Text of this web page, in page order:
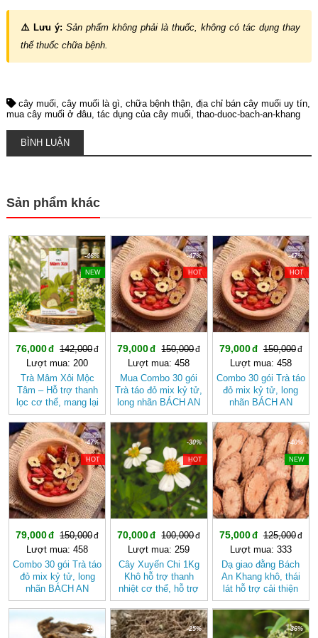
⚠️ Lưu ý: Sản phẩm không phải là thuốc, không có tác dụng thay
thế thuốc chữa bệnh.
cây muối cây muối là gì chữa bệnh thận địa chỉ bán cây muối uy tín
mua cây muối ở đâu tác dụng của cây muối thao-duoc-bach-an-khang
BÌNH LUẬN
Sản phẩm khác
-46%
NEW
76,000
142,000
Lượt mua: 200
Trà Mâm Xôi Mộc
Tâm – Hỗ trợ thanh
lọc cơ thể, mang lại
cảm giác nhẹ nhàng
-47%
HOT
79,000
150,000
Lượt mua: 458
Mua Combo 30 gói
Trà táo đỏ mix kỷ tử,
long nhãn BÁCH AN
KHANG - Trà Thảo
Mộc , Ngủ Ngon
-47%
HOT
79,000
150,000
Lượt mua: 458
Combo 30 gói Trà táo
đỏ mix kỷ tử, long
nhãn BÁCH AN
KHANG
-47%
HOT
79,000
150,000
Lượt mua: 458
Combo 30 gói Trà táo
đỏ mix kỷ tử, long
nhãn BÁCH AN
KHANG - Trà Thảo
Mộc , Ngủ Ngon
-30%
HOT
70,000
100,000
Lượt mua: 259
Cây Xuyến Chi 1Kg
Khô hỗ trợ thanh
nhiệt cơ thể, hỗ trợ
tiêu hóa BÁCH AN
KHANG
-40%
NEW
75,000
125,000
Lượt mua: 333
Dạ giao đằng Bách
An Khang khô, thái
lát hỗ trợ cải thiện
giấc ngủ
-25% -25% -36%